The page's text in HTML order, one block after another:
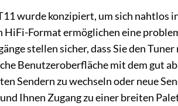
wurde konzipiert, um sich nahtlos
HiFi-Format ermöglichen eine
stellen sicher, dass Sie den
Benutzeroberfläche mit dem gut
Sendern zu wechseln oder neue
Ihnen Zugang zu einer breiten